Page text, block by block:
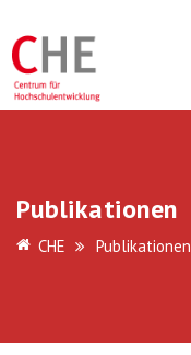
Publikationen
CHE Publikationen